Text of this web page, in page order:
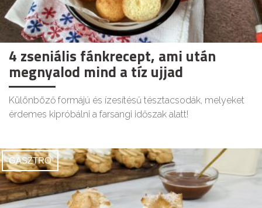
4 zseniális fánkrecept, ami után
megnyalod mind a tíz ujjad
Különböző formájú és ízesítésű tésztacsodák, melyeket
érdemes kipróbálni a farsangi időszak alatt!
GASZTRO